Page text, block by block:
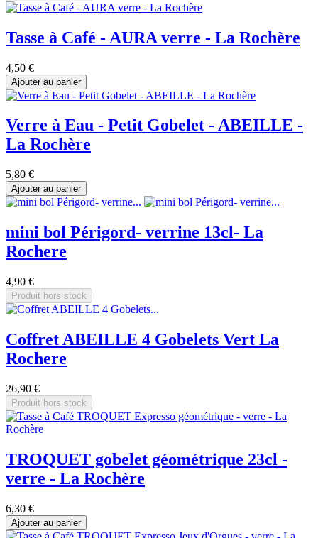
Tasse à Café - AURA verre - La Rochère
4,50 €
Ajouter au panier
Verre à Eau - Petit Gobelet - ABEILLE -
La Rochère
5,80 €
Ajouter au panier
mini bol Périgord- verrine 13cl- La
Rochere
4,90 €
Produit hors stock
Coffret ABEILLE 4 Gobelets Vert La
Rochere
26,90 €
Produit hors stock
TROQUET gobelet géométrique 23cl -
verre - La Rochère
6,30 €
Ajouter au panier